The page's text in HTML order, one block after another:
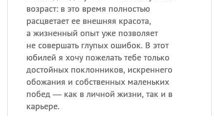
возраст: в это время полностью
расцветает ее внешняя красота,
а жизненный опыт уже позволяет
не совершать глупых ошибок. В этот
юбилей я хочу пожелать тебе только
достойных поклонников, искреннего
обожания и собственных маленьких
побед — как в личной жизни, так и в
карьере.
жертвоприношения
12.08 День
Военно‑воздушных сил
(День ВВС) РФ
ИМЕНА
Сегодня празднуют именины